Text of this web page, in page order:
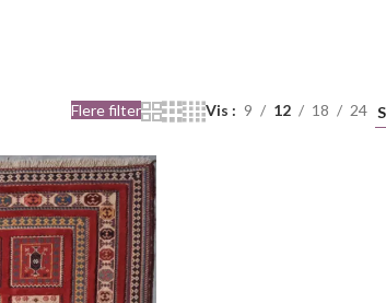
Flere filter Vis 9 12 18 24